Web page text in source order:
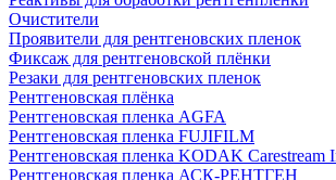
Очистители
Проявители для рентгеновских пленок
Фиксаж для рентгеновской плёнки
Резаки для рентгеновских пленок
Рентгеновская плёнка
Рентгеновская пленка AGFA
Рентгеновская пленка FUJIFILM
Рентгеновская пленка KODAK Carestream
Рентгеновская пленка АСК-РЕНТГЕН